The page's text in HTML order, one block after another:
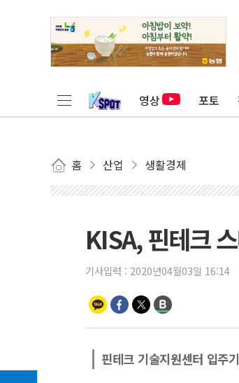
영상 포토
홈 산업 생활경제
KISA, 핀테크
기사입력 : 2020년04월03일 16:14
핀테크 기술지원센터 입주